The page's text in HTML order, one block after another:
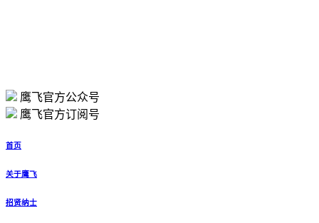
鹰飞官方公众号
鹰飞官方订阅号
首页
关于鹰飞
招贤纳士